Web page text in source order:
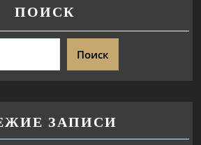
ПОИСК
Поиск
ЗАПИСИ